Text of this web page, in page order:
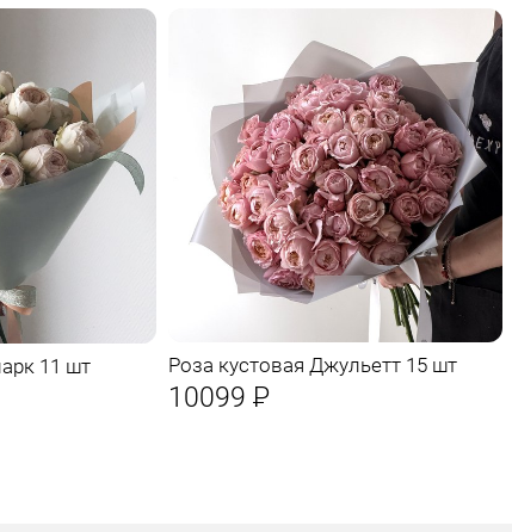
11 шт Роза кустовая Джульетт 15 шт
10099 Р